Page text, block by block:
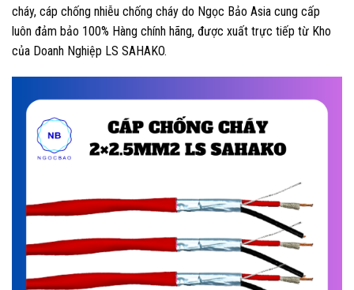
cháy, cáp chống nhiễu chống cháy do Ngọc Bảo Asia cung cấp
luôn đảm bảo 100% Hàng chính hãng, được xuất trực tiếp từ Kho
của Doanh Nghiệp LS SAHAKO.